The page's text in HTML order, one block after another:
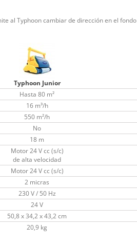
al Typhoon cambiar de dirección en el
Typhoon Junior
Hasta 80 m²
16 m³/h
550 m²/h
No
18 m
Motor 24 V cc (s/c)
de alta velocidad
Motor 24 V cc (s/c)
2 micras
230 V / 50 Hz
24 V
50,8 x 34,2 x 43,2 cm
20,9 kg